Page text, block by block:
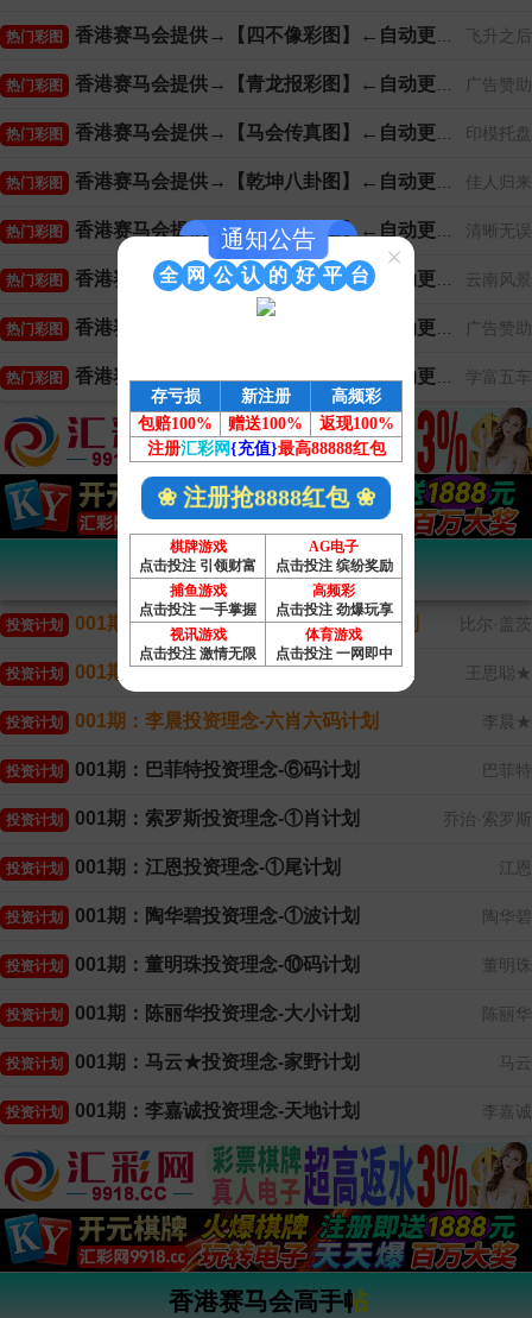
×
通知公告
全 网 公 认 的 好 平 台
存亏损 新注册
高频彩
包赔100%
赠送100%
返现100%
注册汇彩网{充值}最高88888红包
❀ 注册抢8888红包 ❀
棋牌游戏
点击投注 引领财富
AG电子
点击投注 缤纷奖励
捕鱼游戏
点击投注 一手掌握
高频彩
点击投注 劲爆玩享
视讯游戏
点击投注 激情无限
体育游戏
点击投注 一网即中
飞升之后
热门彩图 香港赛马会提供→【四不像彩图】←自动更新
广告赞助
热门彩图 香港赛马会提供→【青龙报彩图】←自动更新
印模托盘
热门彩图 香港赛马会提供→【马会传真图】←自动更新
佳人归来
热门彩图 香港赛马会提供→【乾坤八卦图】←自动更新
清晰无误
热门彩图 香港赛马会提供→【平特玄机图】←自动更新
云南风景
热门彩图 香港赛马会提供→【伯乐杀肖图】←自动更新
广告赞助
热门彩图 香港赛马会提供→【天线宝宝图】←自动更新
学富五车
热门彩图 香港赛马会提供→【平特心水图】←自动更新
香港赛马会投资计划
比尔·盖茨
投资计划 001期：比尔盖茨投资理念-18码中特计划
王思聪★
投资计划 001期：王思聪投资理念-四肖一码计划
李晨★
投资计划 001期：李晨投资理念-六肖六码计划
巴菲特
投资计划 001期：巴菲特投资理念-⑥码计划
乔治·索罗斯
投资计划 001期：索罗斯投资理念-①肖计划
江恩
投资计划 001期：江恩投资理念-①尾计划
陶华碧
投资计划 001期：陶华碧投资理念-①波计划
董明珠
投资计划 001期：董明珠投资理念-⑩码计划
陈丽华
投资计划 001期：陈丽华投资理念-大小计划
马云
投资计划 001期：马云★投资理念-家野计划
李嘉诚
投资计划 001期：李嘉诚投资理念-天地计划
香港赛马会高手帖